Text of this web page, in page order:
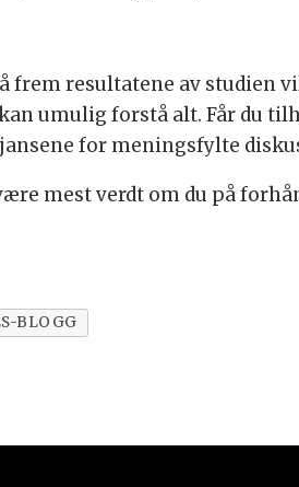
frem resultatene av studien
umulig forstå alt. Får du
for meningsfylte
mest verdt om du på
BLOGG